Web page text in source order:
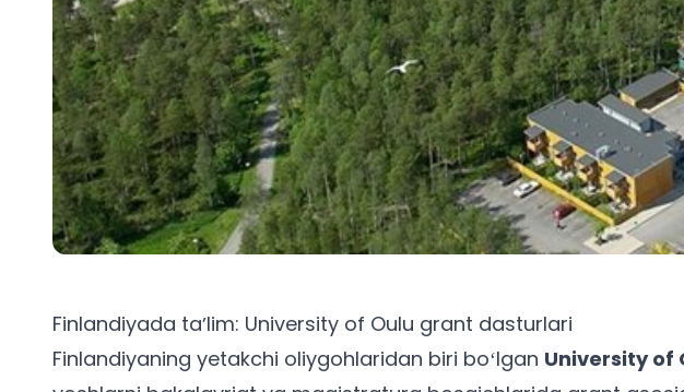
Finlandiyada taʼlim: University of Oulu grant dasturlari
Finlandiyaning yetakchi oliygohlaridan biri boʻlgan University of